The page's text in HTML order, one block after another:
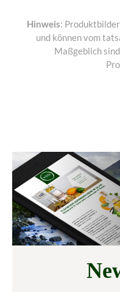
Hinweis:
und können vom
Maßgeblich